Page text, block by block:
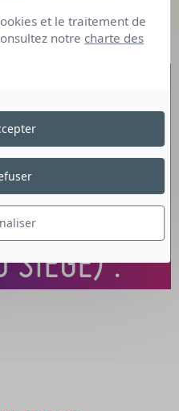
VAL DE
SIÈGE) :
et le traitement de
notre charte des